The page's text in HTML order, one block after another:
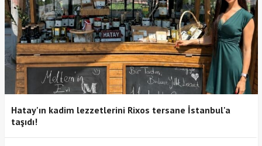
Hatay'ın kadim lezzetlerini Rixos tersane İstanbul'a
taşıdı!